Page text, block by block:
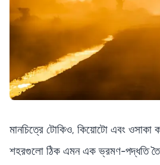
মানচিত্রে টোকিও, কিয়োটো এবং ওসাকা
শহরগুলো ঠিক এমন এক ভ্রমণ-পদ্ধতি